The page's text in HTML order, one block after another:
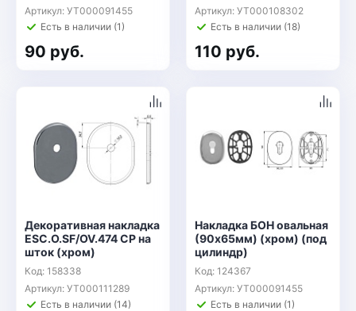
Артикул: УТ000091455
Есть в наличии (1)
90 руб.
Артикул: УТ000108302
Есть в наличии (18)
110 руб.
Декоративная накладка
ESC.O.SF/OV.474 CP на
шток (хром)
Код: 158338
Артикул: УТ000111289
Есть в наличии (14)
Накладка БОН овальная
(90х65мм) (хром) (под
цилиндр)
Код: 124367
Артикул: УТ000091455
Есть в наличии (1)